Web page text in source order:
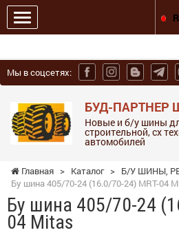
Мы в соцсетях:
БУД-ПАРТНЕР
Новые и б/у шины
строительной, сх
автомобилей
Главная > Каталог > Б/У ШИНЫ,
Бу шина 405/70-24 (16.0/70-24) MRT-04
Бу шина 405/70-24
04 Mitas